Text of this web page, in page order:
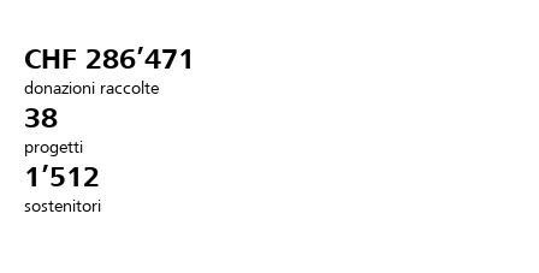
Collegarsi
CHF 286’471
donazioni raccolte
38
progetti
1’512
sostenitori